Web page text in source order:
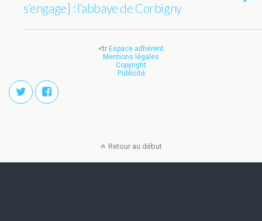
s’engage] : l’abbaye de Corbigny
<tr Espace adhérent
Mentions légales
Copyright
Publicité
Retour au début